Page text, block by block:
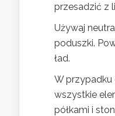
przesadzić z
Używaj
poduszki.
ład.
W przypadku
wszystkie
półkami i